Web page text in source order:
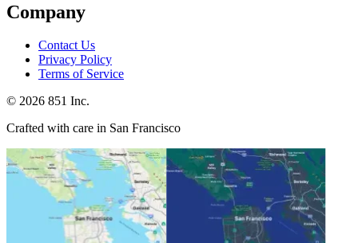
Company
Contact Us
Privacy Policy
Terms of Service
© 2026 851 Inc.
Crafted with care in San Francisco